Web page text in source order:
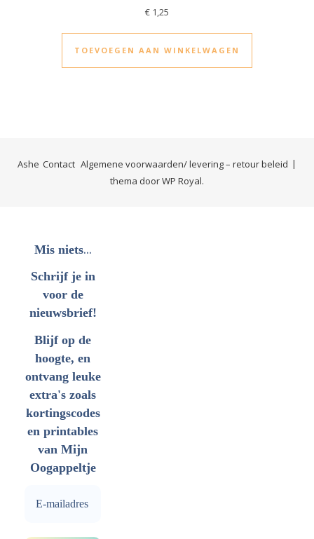
€ 1,25
TOEVOEGEN AAN WINKELWAGEN
Contact Algemene voorwaarden/ levering – retour beleid
Ashe
thema doorWP Royal.
Mis niets...
Schrijf je in
voor de
nieuwsbrief!
Blijf op de
hoogte, en
ontvang leuke
extra's zoals
kortingscodes
en printables
van Mijn
Oogappeltje